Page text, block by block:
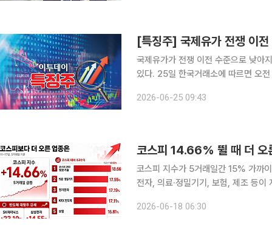
[특징주] 국제유가 전쟁 이
국제유가가 전쟁 이전 수준으로 낮아
있다. 25일 한국거래소에 따르면 오전 9시30분 대한항공은 전 거래일 대비 1950원(7.13%) 오른
어부산도 6.54% 상승한 1679원을
2026-06-25 09:43
코스피 14.66% 뛸 때 더 오
코스피 지수가 5거래일간 15% 가까
전자, 의료·정밀기기, 보험, 제조 등
2026-06-18 06:30